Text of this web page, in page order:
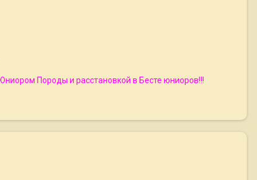
Породы и расстановкой в Бесте юниоров!!!